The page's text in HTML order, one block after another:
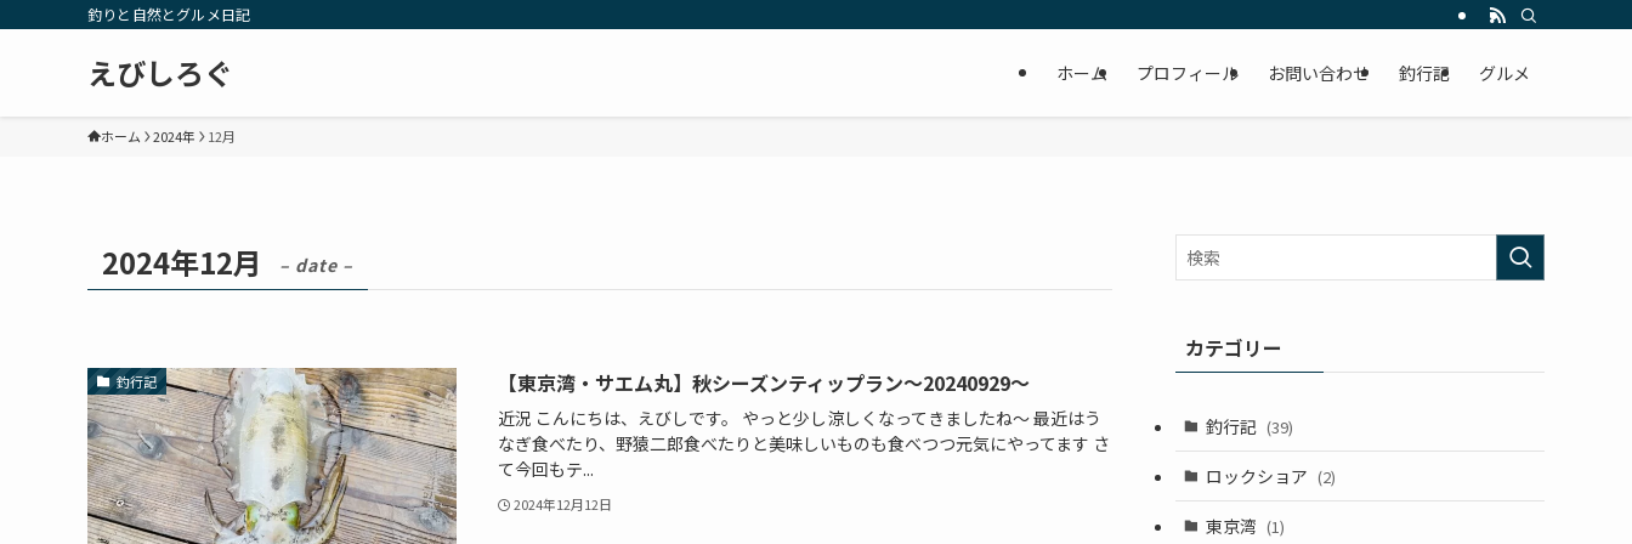
釣りと自然とグルメ日記
えびしろぐ ホーム プロフィール お問い合わせ 釣行記 グルメ
ホーム 2024年 12月
2024年12月 – date –
釣行記 【東京湾・サエム丸】秋シーズンティップラン～20240929～
近況 こんにちは、えびしです。 やっと少し涼しくなってきましたね～ 最近はう
なぎ食べたり、野猿二郎食べたりと美味しいものも食べつつ元気にやってます さ
て今回もテ...
2024年12月12日
カテゴリー
釣行記 (39)
ロックショア (2)
東京湾 (1)